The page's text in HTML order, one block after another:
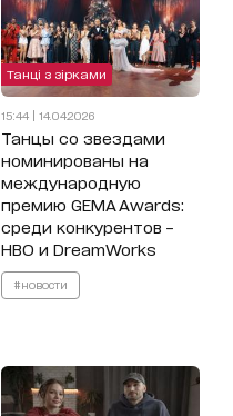
Танці з зірками
15:44 | 14.04.2026
Танцы со звездами
номинированы на
международную
премию GEMA Awards:
среди конкурентов –
HBO и DreamWorks
#новости